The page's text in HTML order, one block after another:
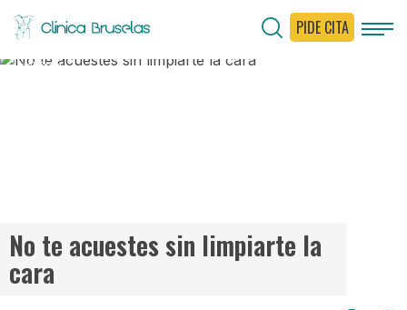
PIDE CITA
< Ir al Blog
No te acuestes sin limpiarte la
cara